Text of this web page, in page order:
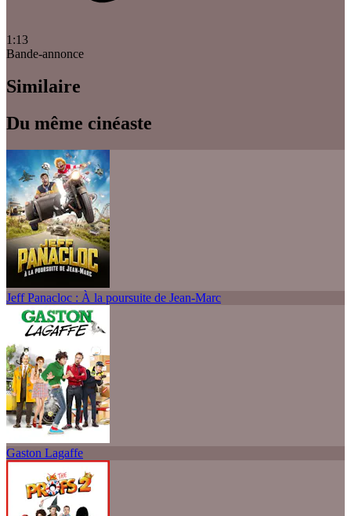
1:13
Bande-annonce
Similaire
Du même cinéaste
Jeff Panacloc : À la poursuite de Jean-Marc
Gaston Lagaffe